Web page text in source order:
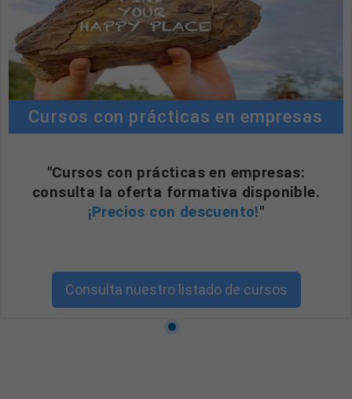
Cursos con prácticas en empresas
"Cursos con prácticas en empresas:
consulta la oferta formativa disponible.
¡Precios con descuento!"
Consulta nuestro listado de cursos